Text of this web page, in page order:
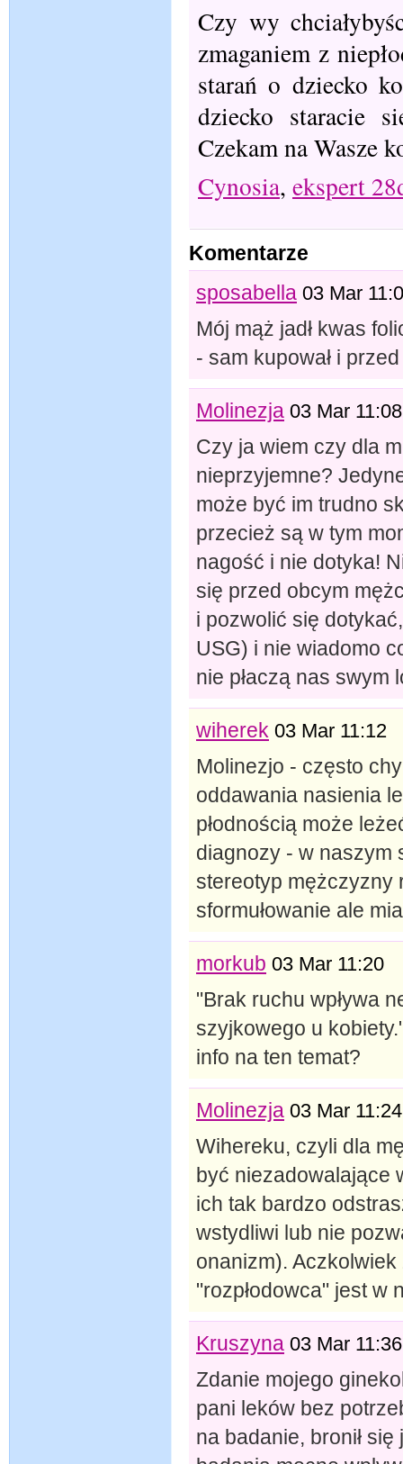
Czy wy
zmaganiem z
starań o dziecko
dziecko staracie
Czekam na Wasze
Cynosia, ekspert
Komentarze
sposabella 03 Mar
Mój mąż jadł kwas
- sam kupował i
Molinezja 03 Mar 11:08
Czy ja wiem czy dla
nieprzyjemne?
może być im trudno
przecież są w tym
nagość i nie dotyka!
się przed obcym
i pozwolić się
USG) i nie wiadomo
nie płaczą nas swym
wiherek 03 Mar 11:12
Molinezjo - często
oddawania nasienia
płodnością może
diagnozy - w naszym
stereotyp mężczyzny
sformułowanie ale
morkub 03 Mar 11:20
"Brak ruchu wpływa
szyjkowego u
info na ten temat?
Molinezja 03 Mar 11:24
Wihereku, czyli dla
być niezadowalające
ich tak bardzo
wstydliwi lub nie
onanizm).
"rozpłodowca" jest w
Kruszyna 03 Mar 11:36
Zdanie mojego
pani leków bez
na badanie, bronił